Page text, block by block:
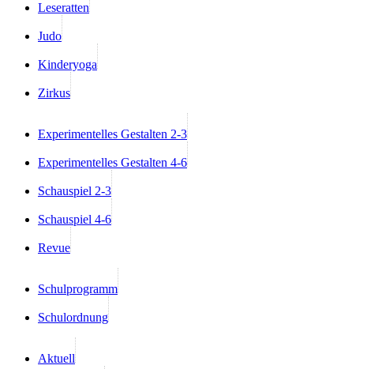
Leseratten
Judo
Kinderyoga
Zirkus
Experimentelles Gestalten 2-3
Experimentelles Gestalten 4-6
Schauspiel 2-3
Schauspiel 4-6
Revue
Schulprogramm
Schulordnung
Aktuell